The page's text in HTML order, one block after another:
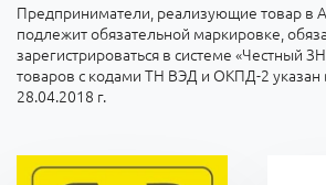
Предприниматели, реализующие товар в
подлежит обязательной маркировке,
зарегистрироваться в системе «Честный
товаров с кодами ТН ВЭД и ОКПД-2
28.04.2018 г.